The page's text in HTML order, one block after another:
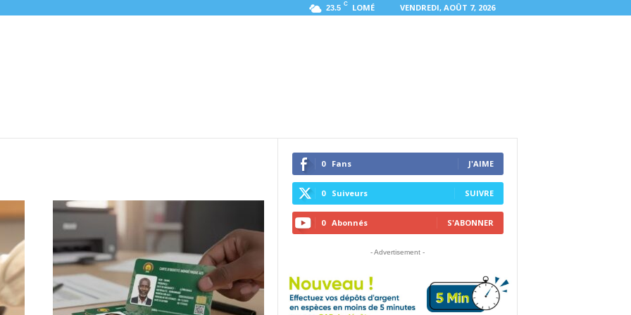
23.5 C LOMÉ VENDREDI, AOÛT 7, 2026
0 Fans J'AIME
0 Suiveurs SUIVRE
0 Abonnés S'ABONNER
- Advertisement -